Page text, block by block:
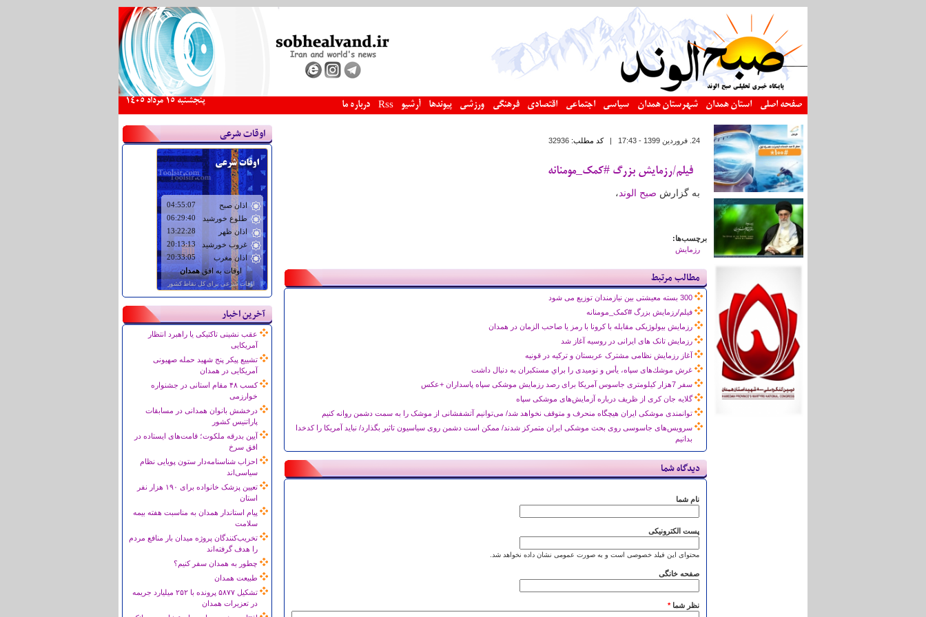
صفحه اصلی استان همدان شهرستان همدان سیاسی اجتماعی اقتصادی فرهنگی ورزشی پیوندها آرشیو Rss درباره ما پنجشنبه 15 مرداد 1405
اوقات شرعی
آخرین اخبار
عقب نشینی تاکتیکی یا راهبرد انتظار
آمریکایی
تشییع پیکر پنج شهید حمله صهیونی
آمریکایی در همدان
کسب ۴۸ مقام استانی در جشنواره
خوارزمی
درخشش بانوان همدانی در مسابقات
پاراتنیس کشور
آیین بدرقه ملکوت؛ قامت‌های ایستاده در
افق سرخ
احزاب شناسنامه‌دار ستون پویایی نظام
سیاسی‌اند
تعیین پزشک خانواده برای ۱۹۰ هزار نفر
استان
پیام استاندار همدان به مناسبت هفته بیمه
سلامت
تخریب‌کنندگان پروژه میدان بار منافع مردم
را هدف گرفته‌اند
چطور به همدان سفر کنیم؟
طبیعت همدان
تشکیل ۵۸۷۷ پرونده با ۲۵۲ میلیارد جریمه
در تعزیرات همدان
24. فروردين 1399 - 17:43 |کد مطلب:32936
فیلم/رزمایش بزرگ #کمک_مومنانه
به گزارش صبح الوند،
برچسب‌ها:
رزمایش
مطالب مرتبط
300 بسته معیشتی بین نیازمندان توزیع می شود
فیلم/رزمایش بزرگ #کمک_مومنانه
رزمایش بیولوژیکی مقابله با کرونا با رمز یا صاحب الزمان در همدان
رزمایش تانک های ایرانی در روسیه آغاز شد
آغاز رزمایش نظامی مشترک عربستان و ترکیه در قونیه
غرش موشك‌های سپاه، يأس و نوميدی را براي مستكبران به دنبال داشت
سفر 7هزار کیلومتری جاسوس آمریکا برای رصد رزمایش موشکی سپاه پاسداران +عکس
گلایه جان کری از ظریف درباره آزمایش‌های موشکی سپاه
توانمندی موشکی ایران هیچگاه منحرف و متوقف نخواهد شد/ می‌توانیم آتشفشانی از موشک را به سمت دشمن روانه کنیم
سرویس‌های جاسوسی روی بحث موشکی ایران متمرکز شدند/ ممکن است دشمن روی سیاسیون تاثیر بگذارد/ نباید آمریکا را کدخدا
بدانیم
دیدگاه شما
نام شما
پست الکترونیکی
محتوای این فیلد خصوصی است و به صورت عمومی نشان داده نخواهد شد.
صفحه خانگی
نظر شما*